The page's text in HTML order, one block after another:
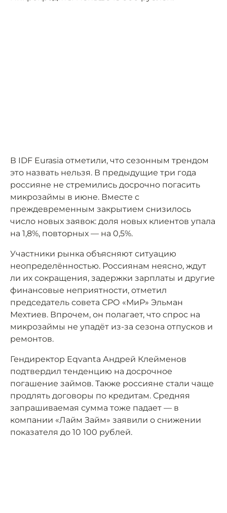
В IDF Eurasia отметили, что сезонным трендом
это назвать нельзя. В предыдущие три года
россияне не стремились досрочно погасить
микрозаймы в июне. Вместе с
преждевременным закрытием снизилось
число новых заявок: доля новых клиентов упала
на 1,8%, повторных — на 0,5%.
Участники рынка объясняют ситуацию
неопределённостью. Россиянам неясно, ждут
ли их сокращения, задержки зарплаты и другие
финансовые неприятности, отметил
председатель совета СРО «МиР» Эльман
Мехтиев. Впрочем, он полагает, что спрос на
микрозаймы не упадёт из-за сезона отпусков и
ремонтов.
Гендиректор Eqvanta Андрей Клейменов
подтвердил тенденцию на досрочное
погашение займов. Также россияне стали чаще
продлять договоры по кредитам. Средняя
запрашиваемая сумма тоже падает — в
компании «Лайм Займ» заявили о снижении
показателя до 10 100 рублей.